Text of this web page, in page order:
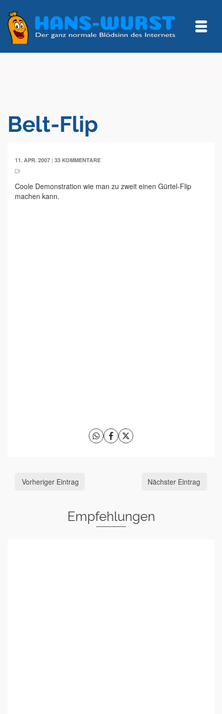
Belt-Flip
11. APR. 2007 | 33 KOMMENTARE
Coole Demonstration wie man zu zweit einen Gürtel-Flip
machen kann.
Vorheriger Eintrag Nächster Eintrag
Empfehlungen